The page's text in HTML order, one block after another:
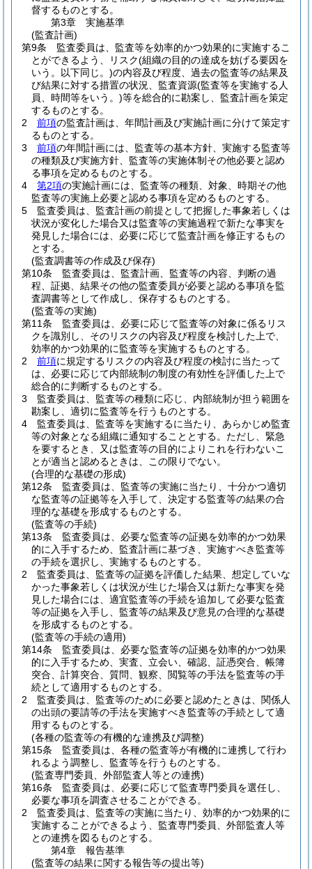
督するものとする。
第3章
実施基準
(監査計画)
第9条
監査委員は、監査等を効率的かつ効果的に実施するこ
とができるよう、リスク(組織の目的の達成を妨げる要因を
いう。以下同じ。)の内容及び程度、過去の監査等の結果及
び結果に対する措置の状況、監査資源(監査等を実施する人
員、時間等をいう。)等を総合的に勘案し、監査計画を策定
するものとする。
2
前項の監査計画は、年間計画及び実施計画に分けて策定す
るものとする。
3
前項の年間計画には、監査等の基本方針、実施する監査等
の種類及び実施方針、監査等の実施体制その他必要と認め
る事項を定めるものとする。
4
第2項の実施計画には、監査等の種類、対象、時期その他
監査等の実施上必要と認める事項を定めるものとする。
5
監査委員は、監査計画の前提として把握した事象若しくは
状況が変化した場合又は監査等の実施過程で新たな事実を
発見した場合には、必要に応じて監査計画を修正するもの
とする。
(監査調書等の作成及び保存)
第10条
監査委員は、監査計画、監査等の内容、判断の過
程、証拠、結果その他の監査委員が必要と認める事項を監
査調書等として作成し、保存するものとする。
(監査等の実施)
第11条
監査委員は、必要に応じて監査等の対象に係るリス
クを識別し、そのリスクの内容及び程度を検討した上で、
効率的かつ効果的に監査等を実施するものとする。
2
前項に規定するリスクの内容及び程度の検討に当たって
は、必要に応じて内部統制の制度の有効性を評価した上で
総合的に判断するものとする。
3
監査委員は、監査等の種類に応じ、内部統制が担う範囲を
勘案し、適切に監査等を行うものとする。
4
監査委員は、監査等を実施するに当たり、あらかじめ監査
等の対象となる組織に通知することとする。 ただし、緊急
を要するとき、又は監査等の目的によりこれを行わないこ
とが適当と認めるときは、この限りでない。
(合理的な基礎の形成)
第12条
監査委員は、監査等の実施に当たり、十分かつ適切
な監査等の証拠等を入手して、決定する監査等の結果の合
理的な基礎を形成するものとする。
(監査等の手続)
第13条
監査委員は、必要な監査等の証拠を効率的かつ効果
的に入手するため、監査計画に基づき、実施すべき監査等
の手続を選択し、実施するものとする。
2
監査委員は、監査等の証拠を評価した結果、想定していな
かった事象若しくは状況が生じた場合又は新たな事実を発
見した場合には、適宜監査等の手続を追加して必要な監査
等の証拠を入手し、監査等の結果及び意見の合理的な基礎
を形成するものとする。
(監査等の手続の適用)
第14条
監査委員は、必要な監査等の証拠を効率的かつ効果
的に入手するため、実査、立会い、確認、証憑突合、帳簿
突合、計算突合、質問、観察、閲覧等の手法を監査等の手
続として適用するものとする。
2
監査委員は、監査等のために必要と認めたときは、関係人
の出頭の要請等の手法を実施すべき監査等の手続として適
用するものとする。
(各種の監査等の有機的な連携及び調整)
第15条
監査委員は、各種の監査等が有機的に連携して行わ
れるよう調整し、監査等を行うものとする。
(監査専門委員、外部監査人等との連携)
第16条
監査委員は、必要に応じて監査専門委員を選任し、
必要な事項を調査させることができる。
2
監査委員は、監査等の実施に当たり、効率的かつ効果的に
実施することができるよう、監査専門委員、外部監査人等
との連携を図るものとする。
第4章
報告基準
(監査等の結果に関する報告等の提出等)